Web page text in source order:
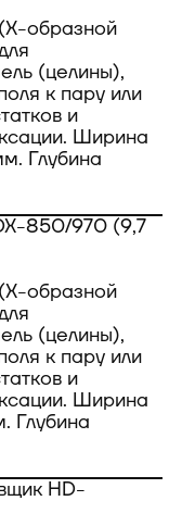
образной
(целины),
к пару или
и
Ширина
Глубина
850/970 (9,7
образной
(целины),
к пару или
и
Ширина
Глубина
HD-